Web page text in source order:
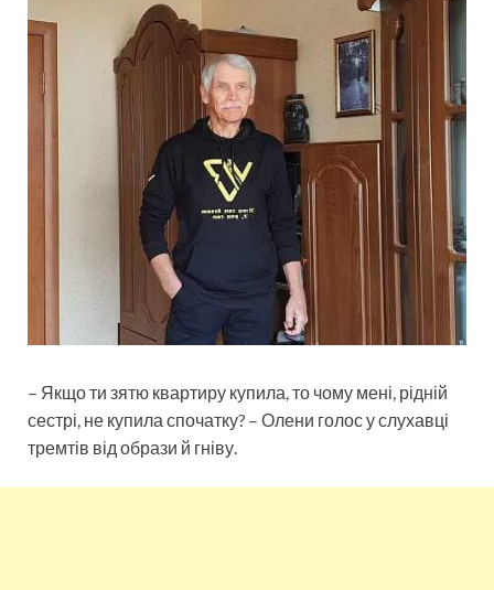
– Якщо ти зятю квартиру купила, то чому мені, рідній
сестрі, не купила спочатку? – Олени голос у слухавці
тремтів від образи й гніву.